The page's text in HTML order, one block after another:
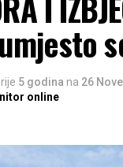
5 godina na 26
online